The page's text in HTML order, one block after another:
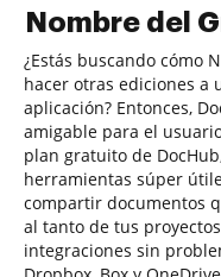
Nombre del
¿Estás buscando cómo
hacer otras ediciones a
aplicación? Entonces,
amigable para el
plan gratuito de
herramientas súper
compartir documentos
al tanto de tus
integraciones sin